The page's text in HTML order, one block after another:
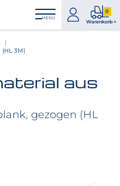
MENÜ
zum
Konto
0
Warenkorb >
0
(HL 3M)
aus
gezogen (HL